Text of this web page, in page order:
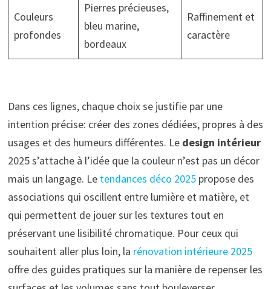
Couleurs
profondes
Pierres précieuses,
bleu marine,
bordeaux
Raffinement et
caractère
Dans ces lignes, chaque choix se justifie par une
intention précise: créer des zones dédiées, propres à des
usages et des humeurs différentes. Le design intérieur
2025 s’attache à l’idée que la couleur n’est pas un décor
mais un langage. Le tendances déco 2025propose des
associations qui oscillent entre lumière et matière, et
qui permettent de jouer sur les textures tout en
préservant une lisibilité chromatique. Pour ceux qui
souhaitent aller plus loin, la rénovation intérieure 2025
offre des guides pratiques sur la manière de repenser les